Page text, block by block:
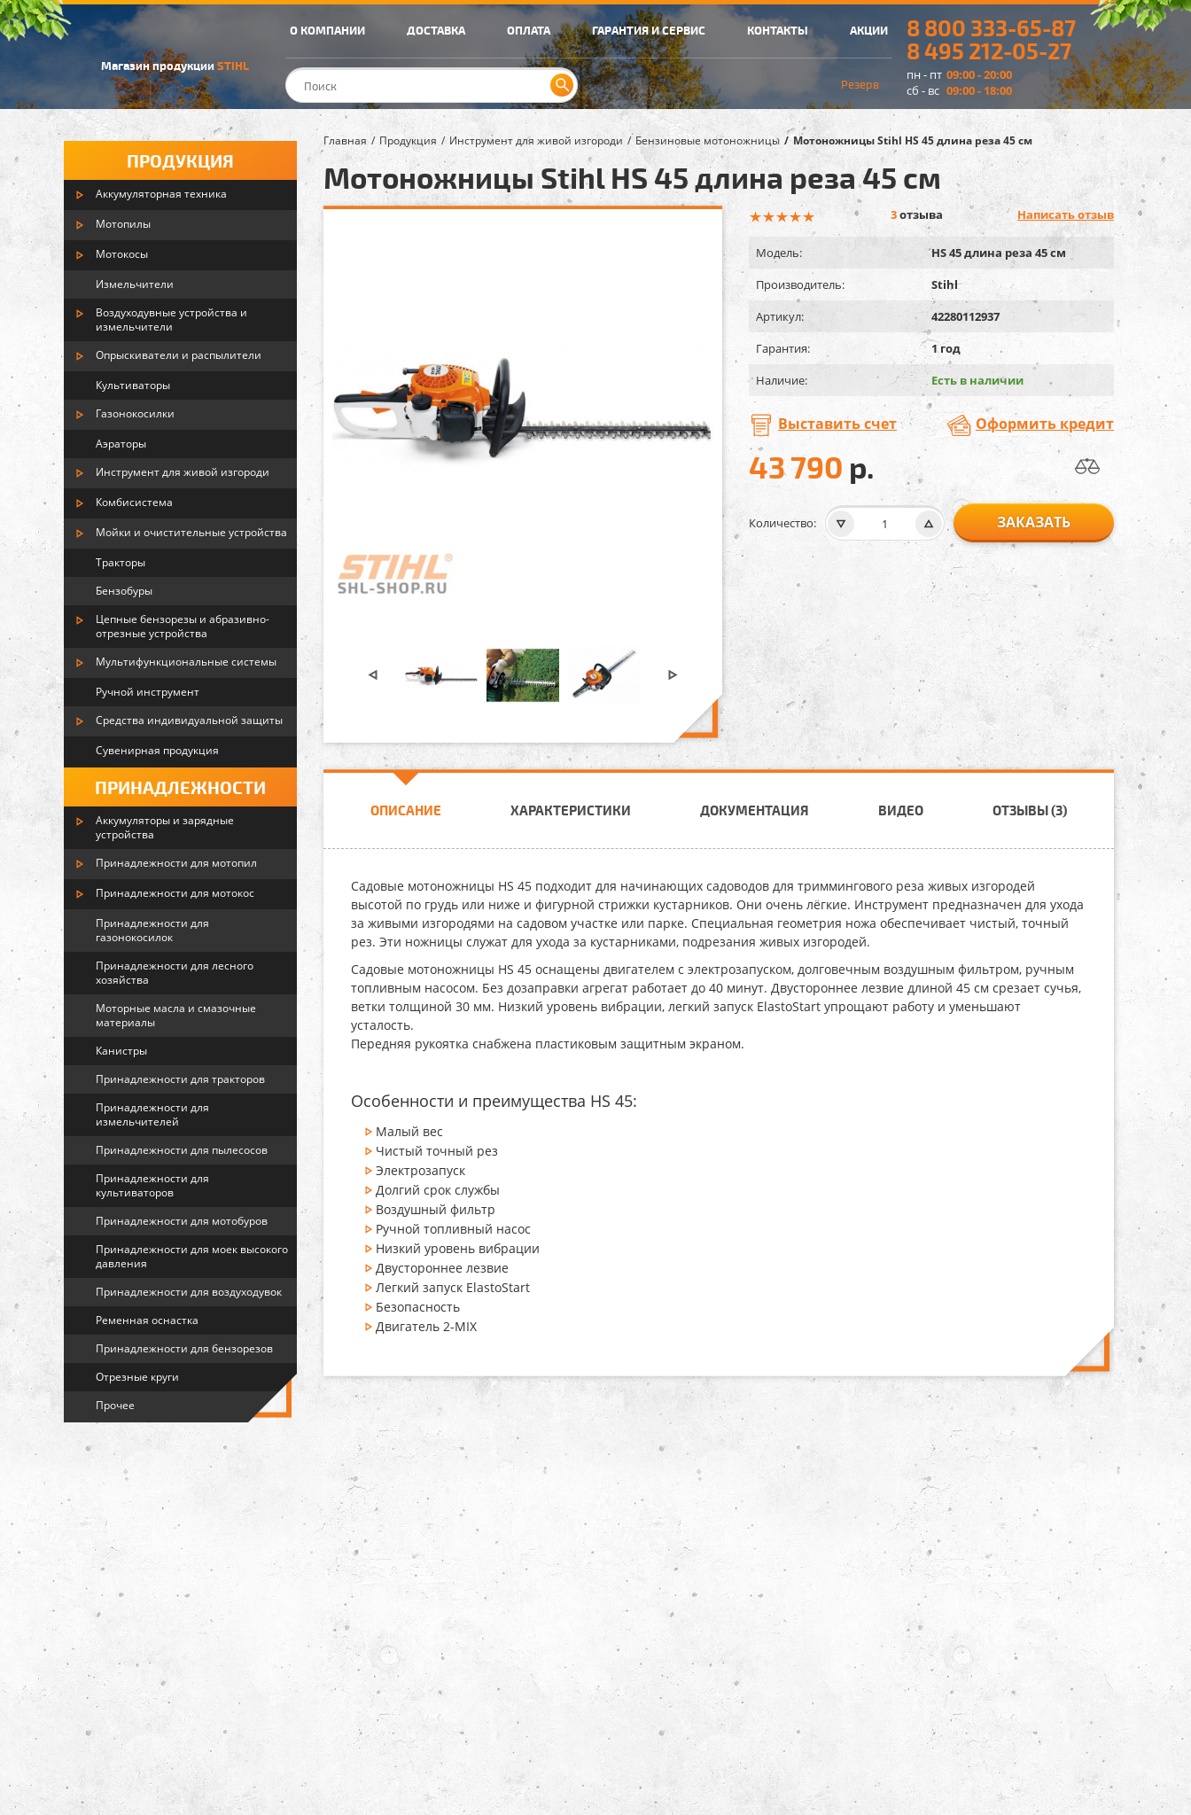
Магазин продукции STIHL
О КОМПАНИИ ДОСТАВКА ОПЛАТА ГАРАНТИЯ И СЕРВИС КОНТАКТЫ АКЦИИ
Резерв
8 800 333-65-87
8 495 212-05-27
пн - пт 09:00 - 20:00
сб - вс 09:00 - 18:00
ПРОДУКЦИЯ
Аккумуляторная техника
Мотопилы
Мотокосы
Измельчители
Воздуходувные устройства и
измельчители
Опрыскиватели и распылители
Культиваторы
Газонокосилки
Аэраторы
Инструмент для живой изгороди
Комбисистема
Мойки и очистительные устройства
Тракторы
Бензобуры
Цепные бензорезы и абразивно-
отрезные устройства
Мультифункциональные системы
Ручной инструмент
Средства индивидуальной защиты
Сувенирная продукция
ПРИНАДЛЕЖНОСТИ
Аккумуляторы и зарядные
устройства
Принадлежности для мотопил
Принадлежности для мотокос
Принадлежности для
газонокосилок
Принадлежности для лесного
хозяйства
Моторные масла и смазочные
материалы
Канистры
Принадлежности для тракторов
Принадлежности для
измельчителей
Принадлежности для пылесосов
Принадлежности для
культиваторов
Принадлежности для мотобуров
Принадлежности для моек высокого
давления
Принадлежности для воздуходувок
Ременная оснастка
Принадлежности для бензорезов
Отрезные круги
Прочее
Главная Продукция Инструмент для живой изгороди Бензиновые мотоножницы Мотоножницы Stihl HS 45 длина реза 45 см
Мотоножницы Stihl HS 45 длина реза 45 см
3отзыва Написать отзыв
Модель:
HS 45 длина реза 45 см
Производитель:
Stihl
Артикул:
42280112937
Гарантия:
1 год
Наличие:
Есть в наличии
Выставить счет Оформить кредит
43 790 р.
Количество: ЗАКАЗАТЬ
ОПИСАНИЕ ХАРАКТЕРИСТИКИ ДОКУМЕНТАЦИЯ ВИДЕО ОТЗЫВЫ (3)
Садовые мотоножницы HS 45 подходит для начинающих садоводов для триммингового реза живых изгородей
высотой по грудь или ниже и фигурной стрижки кустарников. Они очень лёгкие. Инструмент предназначен для ухода
за живыми изгородями на садовом участке или парке. Специальная геометрия ножа обеспечивает чистый, точный
рез. Эти ножницы служат для ухода за кустарниками, подрезания живых изгородей.
Садовые мотоножницы HS 45 оснащены двигателем с электрозапуском, долговечным воздушным фильтром, ручным
топливным насосом. Без дозаправки агрегат работает до 40 минут. Двустороннее лезвие длиной 45 см срезает сучья,
ветки толщиной 30 мм. Низкий уровень вибрации, легкий запуск ElastoStart упрощают работу и уменьшают
усталость.
Передняя рукоятка снабжена пластиковым защитным экраном.
Особенности и преимущества HS 45:
Малый вес
Чистый точный рез
Электрозапуск
Долгий срок службы
Воздушный фильтр
Ручной топливный насос
Низкий уровень вибрации
Двустороннее лезвие
Легкий запуск ElastoStart
Безопасность
Двигатель 2-MIX